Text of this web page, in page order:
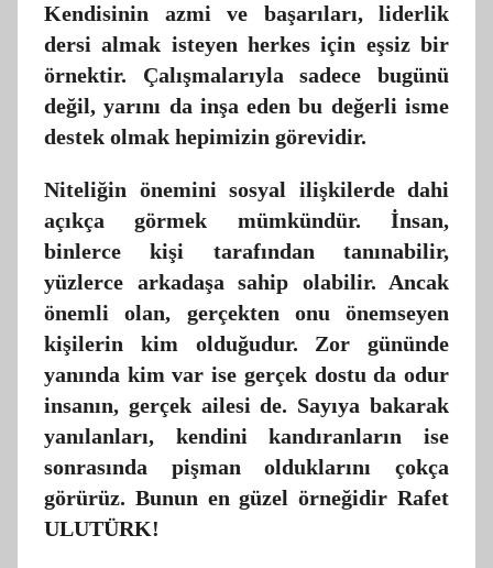
Kendisinin azmi ve başarıları, liderlik
dersi almak isteyen herkes için eşsiz bir
örnektir. Çalışmalarıyla sadece bugünü
değil, yarını da inşa eden bu değerli isme
destek olmak hepimizin görevidir.
Niteliğin önemini sosyal ilişkilerde dahi
açıkça görmek mümkündür. İnsan,
binlerce kişi tarafından tanınabilir,
yüzlerce arkadaşa sahip olabilir. Ancak
önemli olan, gerçekten onu önemseyen
kişilerin kim olduğudur. Zor gününde
yanında kim var ise gerçek dostu da odur
insanın, gerçek ailesi de. Sayıya bakarak
yanılanları, kendini kandıranların ise
sonrasında pişman olduklarını çokça
görürüz. Bunun en güzel örneğidir Rafet
ULUTÜRK!